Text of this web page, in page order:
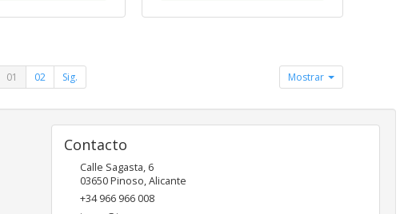
01 02 Sig. Mostrar
Contacto
Calle Sagasta, 6
03650Pinoso,Alicante
+34 966 966 008